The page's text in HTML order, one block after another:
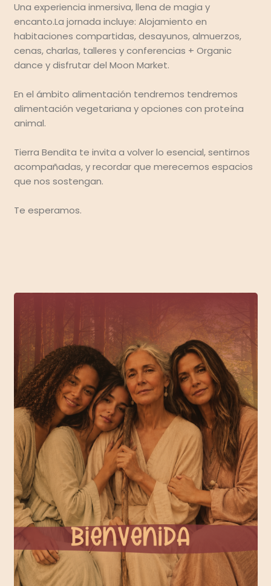
Una experiencia inmersiva, llena de magia y
encanto.La jornada incluye: Alojamiento en
habitaciones compartidas, desayunos, almuerzos,
cenas, charlas, talleres y conferencias + Organic
dance y disfrutar del Moon Market.
En el ámbito alimentación tendremos tendremos
alimentación vegetariana y opciones con proteína
animal.
Tierra Bendita ​t​e invita a volver lo esencial, sentirnos
acompañadas,​ y recordar que merecemos espacios
que nos sostengan​.
Te esperamos.